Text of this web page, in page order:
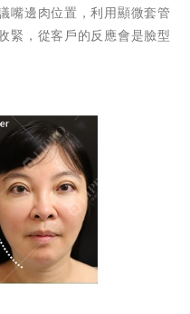
嘴邊肉位置，利用顯微套管
緊，從客戶的反應會是臉型